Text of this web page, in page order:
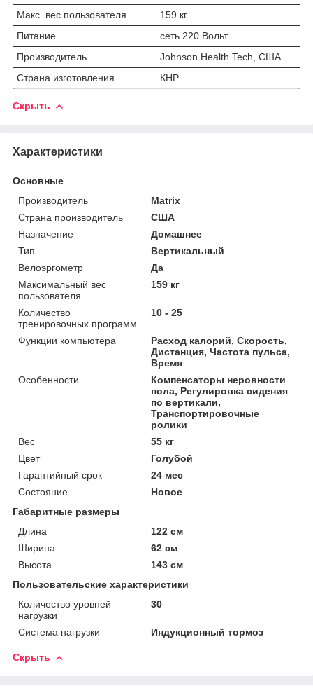
Макс. вес пользователя
159 кг
Питание
сеть 220 Вольт
Производитель
Johnson Health Tech, США
Страна изготовления
КНР
Скрыть
Характеристики
Основные
Производитель
Matrix
Страна производитель
США
Назначение
Домашнее
Тип
Вертикальный
Велоэргометр
Да
Максимальный вес
пользователя
159 кг
Количество
тренировочных программ
10 - 25
Функции компьютера
Расход калорий, Скорость,
Дистанция, Частота пульса,
Время
Особенности
Компенсаторы неровности
пола, Регулировка сидения
по вертикали,
Транспортировочные
ролики
Вес
55 кг
Цвет
Голубой
Гарантийный срок
24 мес
Состояние
Новое
Габаритные размеры
Длина
122 см
Ширина
62 см
Высота
143 см
Пользовательские характеристики
Количество уровней
нагрузки
30
Система нагрузки Индукционный тормоз
Скрыть